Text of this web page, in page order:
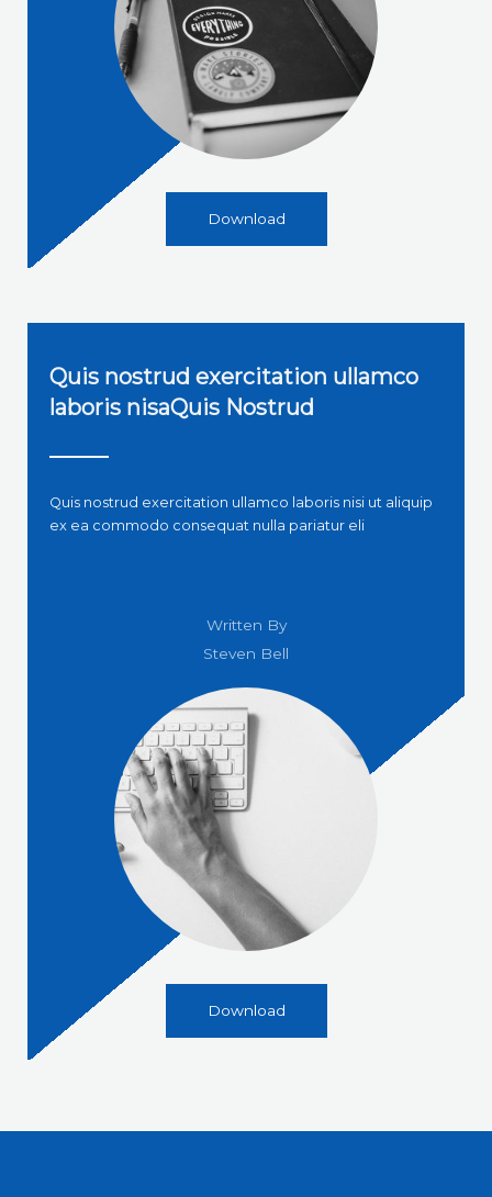
Download
Quis nostrud exercitation ullamco
laboris nisaQuis Nostrud
Quis nostrud exercitation ullamco laboris nisi ut aliquip
ex ea commodo consequat nulla pariatur eli
Written By
Steven Bell
Download